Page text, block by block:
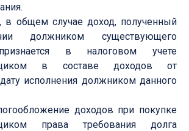
в общем случае доход, полученный
должником существующего
в налоговом учете
в составе доходов от
исполнения должником данного
доходов при покупке
права требования долга